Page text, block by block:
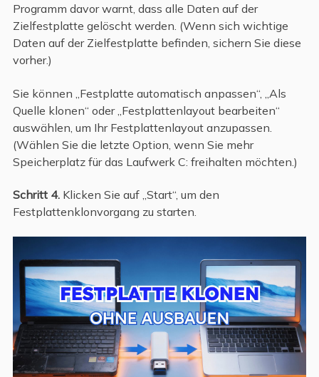
Programm davor warnt, dass alle Daten auf der
Zielfestplatte gelöscht werden. (Wenn sich wichtige
Daten auf der Zielfestplatte befinden, sichern Sie diese
vorher.)
Sie können „Festplatte automatisch anpassen“, „Als
Quelle klonen“ oder „Festplattenlayout bearbeiten“
auswählen, um Ihr Festplattenlayout anzupassen.
(Wählen Sie die letzte Option, wenn Sie mehr
Speicherplatz für das Laufwerk C: freihalten möchten.)
Schritt 4.Klicken Sie auf „Start“, um den
Festplattenklonvorgang zu starten.